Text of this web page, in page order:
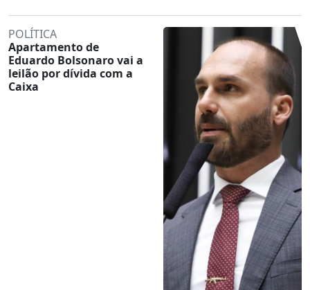
POLÍTICA
Apartamento de
Eduardo Bolsonaro vai a
leilão por dívida com a
Caixa